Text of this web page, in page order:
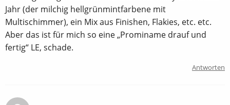
Jahr (der milchig hellgrünmintfarbene mit
Multischimmer), ein Mix aus Finishen, Flakies, etc. etc.
Aber das ist für mich so eine „Prominame drauf und
fertig“ LE, schade.
Antworten